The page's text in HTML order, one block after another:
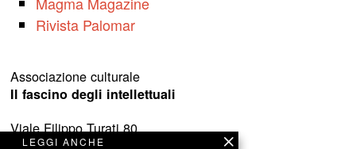
Rivista Palomar
Associazione culturale
Il fascino degli intellettuali
Viale Filippo Turati 80
LEGGI ANCHE